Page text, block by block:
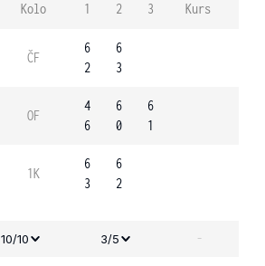
Kolo 1 2 3 Kurs
ČF
6
2
6
3
OF
4
6
6
0
6
1
1K
6
3
6
2
10/10 3/5 -